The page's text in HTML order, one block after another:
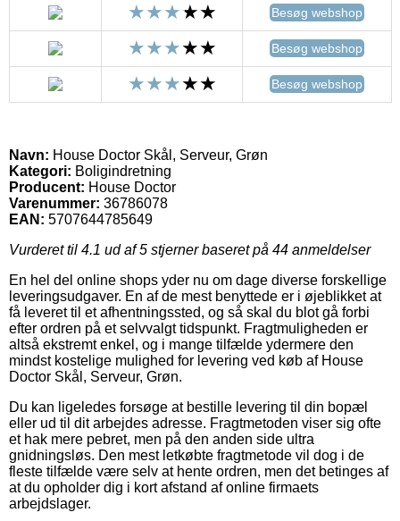
Besøg webshop
Besøg webshop
Besøg webshop
Navn: House Doctor Skål, Serveur, Grøn
Kategori: Boligindretning
Producent: House Doctor
Varenummer: 36786078
EAN: 5707644785649
Vurderet til 4.1 ud af 5 stjerner baseret på 44 anmeldelser
En hel del online shops yder nu om dage diverse forskellige
leveringsudgaver. En af de mest benyttede er i øjeblikket at
få leveret til et afhentningssted, og så skal du blot gå forbi
efter ordren på et selvvalgt tidspunkt. Fragtmuligheden er
altså ekstremt enkel, og i mange tilfælde ydermere den
mindst kostelige mulighed for levering ved køb af House
Doctor Skål, Serveur, Grøn.
Du kan ligeledes forsøge at bestille levering til din bopæl
eller ud til dit arbejdes adresse. Fragtmetoden viser sig ofte
et hak mere pebret, men på den anden side ultra
gnidningsløs. Den mest letkøbte fragtmetode vil dog i de
fleste tilfælde være selv at hente ordren, men det betinges af
at du opholder dig i kort afstand af online firmaets
arbejdslager.